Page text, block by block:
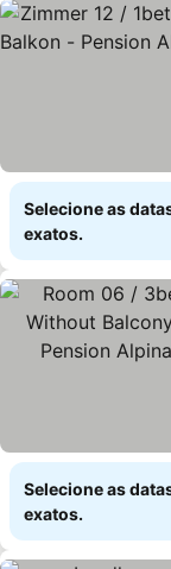
Selecione as
exatos.
Selecione as
exatos.